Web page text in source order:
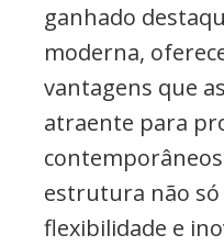
ganhado
moderna,
vantagens que
atraente para
estrutura não
flexibilidade e